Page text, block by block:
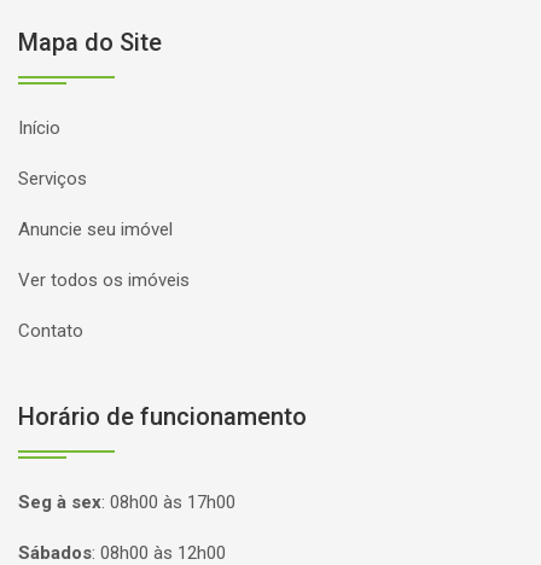
Mapa do Site
Início
Serviços
Anuncie seu imóvel
Ver todos os imóveis
Contato
Horário de funcionamento
Seg à sex: 08h00 às 17h00
Sábados: 08h00 às 12h00